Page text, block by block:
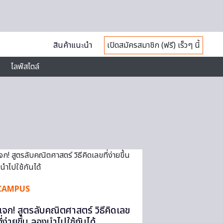
สินค้าแนะนำ
เปิดสมัครสมาชิก (ฟรี) เร็วๆ นี้
ไลฟ์สไตล์
จก! สูตรลับคณิตศาสตร์ วิธีคิดเลข